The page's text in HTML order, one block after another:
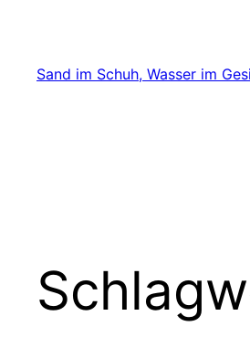
springen
Sand im Schuh, Wasser im